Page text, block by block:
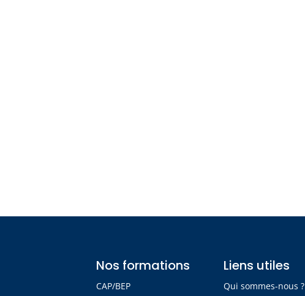
Nos formations
CAP/BEP
Liens utiles
Qui sommes-nous ?